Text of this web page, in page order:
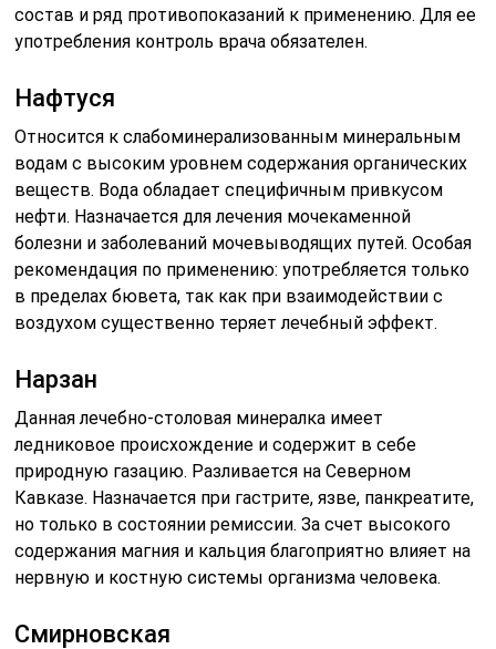
состав и ряд противопоказаний к применению. Для ее
употребления контроль врача обязателен.
Нафтуся
Относится к слабоминерализованным минеральным
водам с высоким уровнем содержания органических
веществ. Вода обладает специфичным привкусом
нефти. Назначается для лечения мочекаменной
болезни и заболеваний мочевыводящих путей. Особая
рекомендация по применению: употребляется только
в пределах бювета, так как при взаимодействии с
воздухом существенно теряет лечебный эффект.
Нарзан
Данная лечебно-столовая минералка имеет
ледниковое происхождение и содержит в себе
природную газацию. Разливается на Северном
Кавказе. Назначается при гастрите, язве, панкреатите,
но только в состоянии ремиссии. За счет высокого
содержания магния и кальция благоприятно влияет на
нервную и костную системы организма человека.
Смирновская